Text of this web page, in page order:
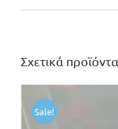
Σχετικά προϊόντα
Sale!